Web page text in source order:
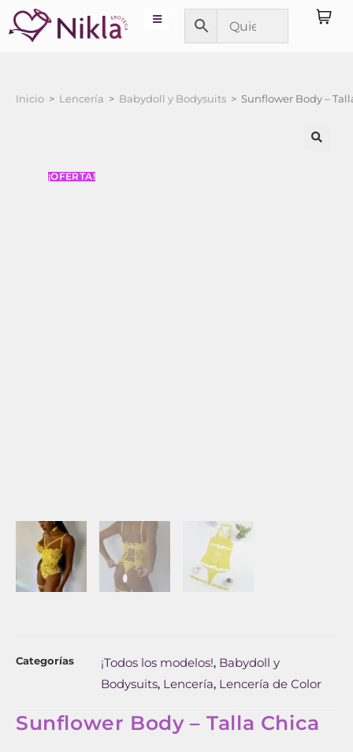
Inicio > Lencería > Babydoll y Bodysuits > Sunflower Body –
¡OFERTA!
Categorías ¡Todos los modelos!, Babydoll y
Bodysuits, Lencería, Lencería de Color
Sunflower Body – Talla Chica